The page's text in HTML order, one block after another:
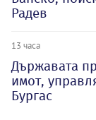
Радев
13 часа
Държавата
имот,
Бургас